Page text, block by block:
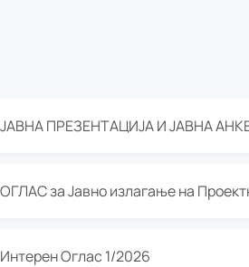
Интерен Оглас 1/2026